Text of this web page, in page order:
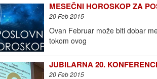
MESEČNI HOROSKOP ZA
20 Feb 2015
Ovan Februar može biti dobar
tokom ovog
JUBILARNA 20.
20 Feb 2015